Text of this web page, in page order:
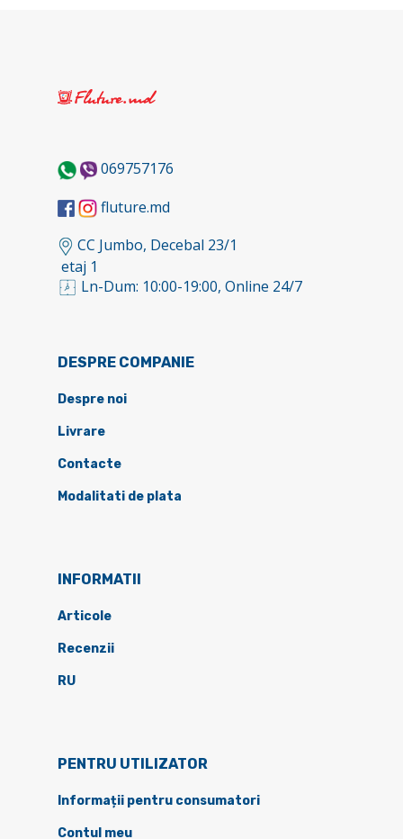
069757176
fluture.md
CC Jumbo, Decebal 23/1
etaj 1
Ln-Dum: 10:00-19:00, Online 24/7
DESPRE COMPANIE
Despre noi
Livrare
Contacte
Modalitati de plata
INFORMATII
Articole
Recenzii
RU
PENTRU UTILIZATOR
Informații pentru consumatori
Contul meu